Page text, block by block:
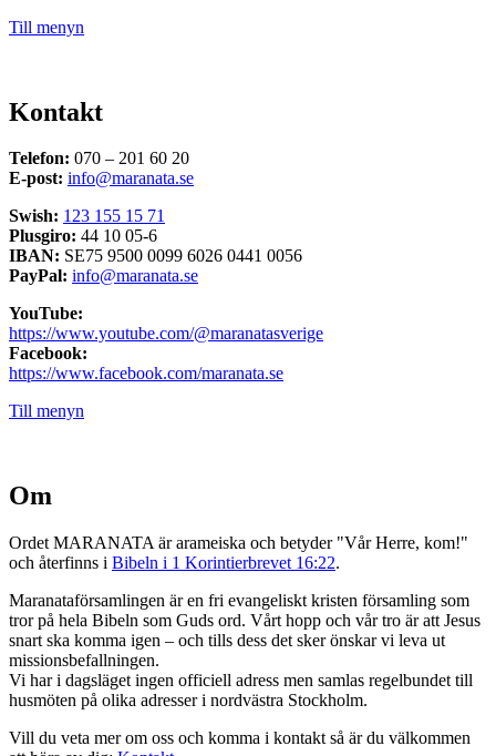
Till menyn
Kontakt
Telefon: 070 – 201 60 20
E-post: info@maranata.se
Swish: 123 155 15 71
Plusgiro: 44 10 05-6
IBAN: SE75 9500 0099 6026 0441 0056
PayPal: info@maranata.se
YouTube:
https://www.youtube.com/@maranatasverige
Facebook:
https://www.facebook.com/maranata.se
Till menyn
Om
Ordet MARANATA är arameiska och betyder "Vår Herre, kom!"
och återfinns i Bibeln i 1 Korintierbrevet 16:22.
Maranataförsamlingen är en fri evangeliskt kristen församling som
tror på hela Bibeln som Guds ord. Vårt hopp och vår tro är att Jesus
snart ska komma igen – och tills dess det sker önskar vi leva ut
missionsbefallningen.
Vi har i dagsläget ingen officiell adress men samlas regelbundet till
husmöten på olika adresser i nordvästra Stockholm.
Vill du veta mer om oss och komma i kontakt så är du välkommen